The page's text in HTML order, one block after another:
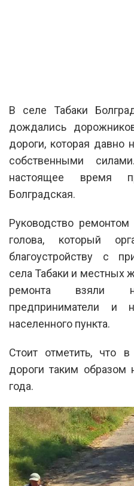
В селе Табаки
дождались
дороги, которая давно
собственными
настоящее время
Болградская.
Руководство
голова, который
благоустройству с
села Табаки и местных
ремонта взяли
предприниматели и
населенного пункта.
Стоит отметить, что в
дороги таким образом
года.